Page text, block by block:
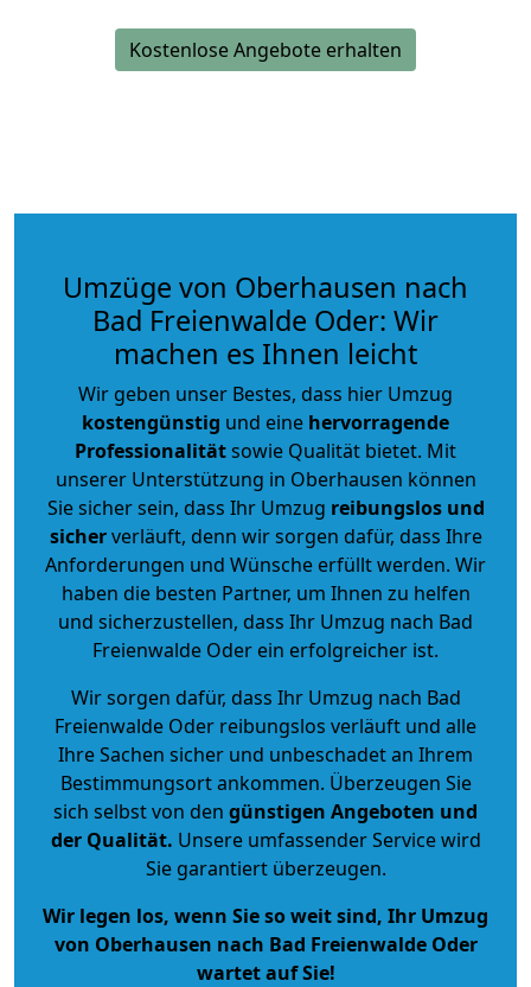
Kostenlose Angebote erhalten
Umzüge von Oberhausen nach
Bad Freienwalde Oder: Wir
machen es Ihnen leicht
Wir geben unser Bestes, dass hier Umzug
kostengünstig und eine hervorragende
Professionalitätsowie Qualität bietet. Mit
unserer Unterstützung in Oberhausen können
Sie sicher sein, dass Ihr Umzug reibungslos und
sicherverläuft, denn wir sorgen dafür, dass Ihre
Anforderungen und Wünsche erfüllt werden. Wir
haben die besten Partner, um Ihnen zu helfen
und sicherzustellen, dass Ihr Umzug nach Bad
Freienwalde Oder ein erfolgreicher ist.
Wir sorgen dafür, dass Ihr Umzug nach Bad
Freienwalde Oder reibungslos verläuft und alle
Ihre Sachen sicher und unbeschadet an Ihrem
Bestimmungsort ankommen. Überzeugen Sie
sich selbst von den günstigen Angeboten und
der Qualität. Unsere umfassender Service wird
Sie garantiert überzeugen.
Wir legen los, wenn Sie so weit sind, Ihr Umzug
von Oberhausen nach Bad Freienwalde Oder
wartet auf Sie!